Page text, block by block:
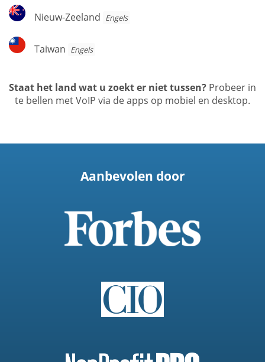
Nieuw-
Zeeland
Nieuw-Zeeland Engels
Taiwan
Taiwan Engels
Staat het land wat u zoekt er niet tussen? Probeer in
te bellen met VoIP via de apps op mobiel en desktop.
Aanbevolen door